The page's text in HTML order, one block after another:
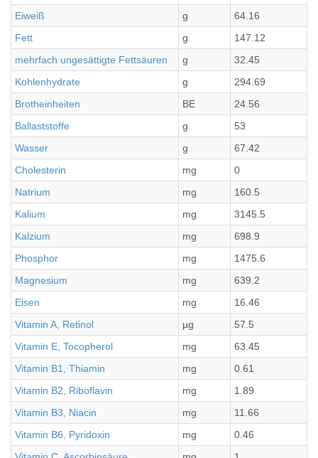
Eiweiß
g
64.16
Fett
g
147.12
mehrfach ungesättigte Fettsäuren
g
32.45
Kohlenhydrate
g
294.69
Brotheinheiten
BE
24.56
Ballaststoffe
g
53
Wasser
g
67.42
Cholesterin
mg
0
Natrium
mg
160.5
Kalium
mg
3145.5
Kalzium
mg
698.9
Phosphor
mg
1475.6
Magnesium
mg
639.2
Eisen
mg
16.46
Vitamin A, Retinol
µg
57.5
Vitamin E, Tocopherol
mg
63.45
Vitamin B1, Thiamin
mg
0.61
Vitamin B2, Riboflavin
mg
1.89
Vitamin B3, Niacin
mg
11.66
Vitamin B6, Pyridoxin
mg
0.46